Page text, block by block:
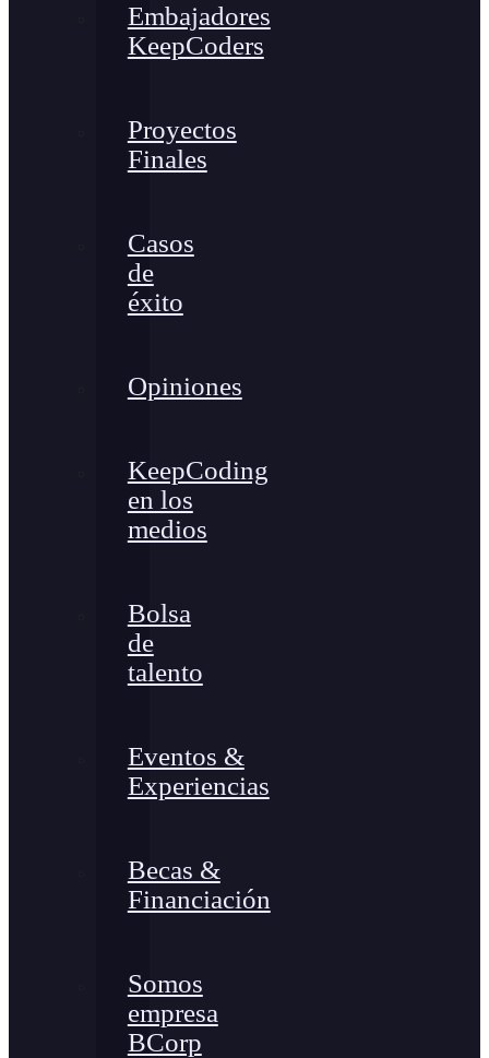
Embajadores
KeepCoders
Proyectos
Finales
Casos
de
éxito
Opiniones
KeepCoding
en los
medios
Bolsa
de
talento
Eventos &
Experiencias
Becas &
Financiación
Somos
empresa
BCorp